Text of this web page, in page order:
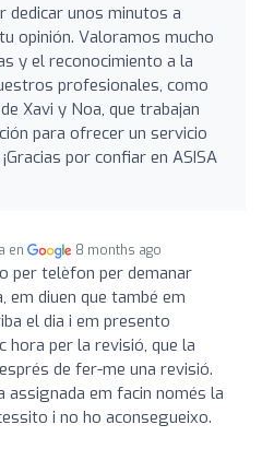
dedicar unos minutos a
opinión. Valoramos mucho
y el reconocimiento a la
profesionales, como
Xavi y Noa, que trabajan
para ofrecer un servicio
por confiar en ASISA
en 8 months ago
per telèfon per demanar
em diuen que també em
el dia i em presento
hora per la revisió, que la
de fer-me una revisió.
assignada em facin només la
i no ho aconsegueixo.